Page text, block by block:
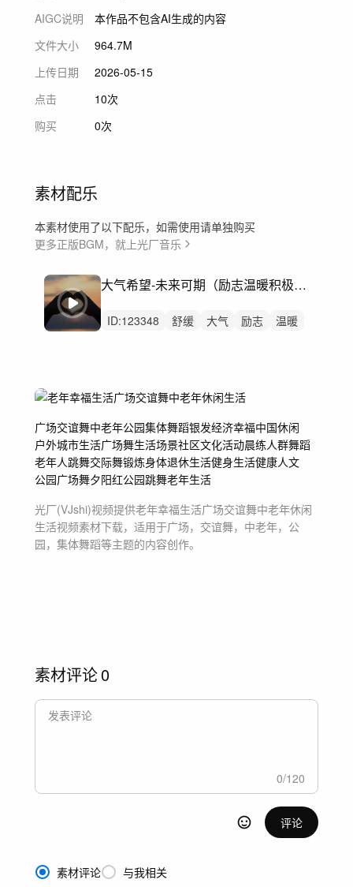
AIGC说明
本作品不包含AI生成的内容
文件大小
964.7M
上传日期
2026-05-15
点击
10次
购买
0次
素材配乐
本素材使用了以下配乐，如需使用请单独购买
更多正版BGM，就上光厂音乐
大气希望-未来可期（励志温暖积极奋进）
ID:123348 舒缓 大气 励志
温暖
广场交谊舞中老年公园集体舞蹈银发经济幸福中国休闲
户外城市生活广场舞生活场景社区文化活动晨练人群舞蹈
老年人跳舞交际舞锻炼身体退休生活健身生活健康人文
公园广场舞夕阳红公园跳舞老年生活
光厂(VJshi)视频提供老年幸福生活广场交谊舞中老年休闲
生活视频素材下载，适用于广场，交谊舞，中老年，公
园，集体舞蹈等主题的内容创作。
素材评论0
0/120
评论
素材评论 与我相关